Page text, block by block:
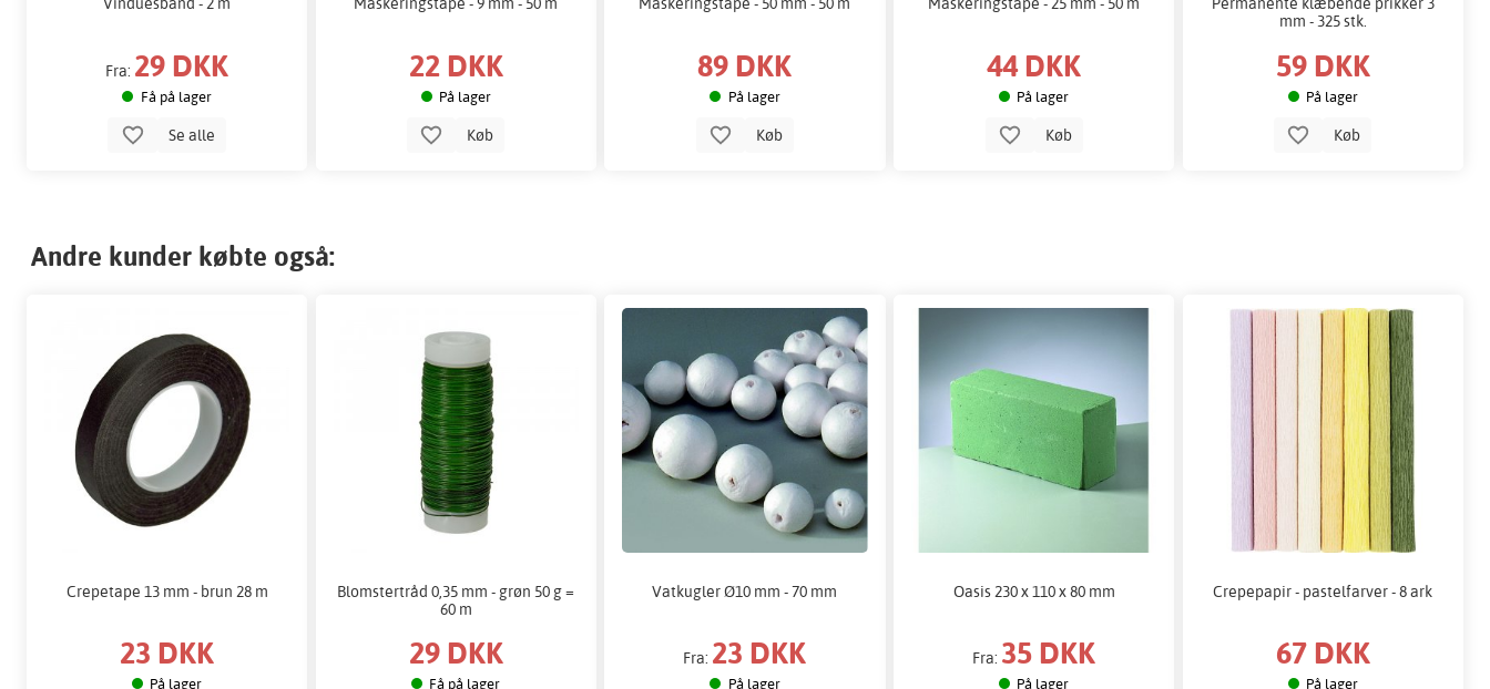
Fra: 29 DKK
Få på lager
Se alle
22 DKK
På lager
Køb
89 DKK
På lager
Køb
44 DKK
På lager
Køb
mm - 325 stk.
59 DKK
På lager
Køb
Andre kunder købte også:
Crepetape 13 mm - brun 28 m
23 DKK
På lager
Blomstertråd 0,35 mm - grøn 50 g =
60 m
29 DKK
Få på lager
Vatkugler Ø10 mm - 70 mm
Fra: 23 DKK
På lager
Oasis 230 x 110 x 80 mm
Fra: 35 DKK
På lager
Crepepapir - pastelfarver - 8 ark
67 DKK
På lager